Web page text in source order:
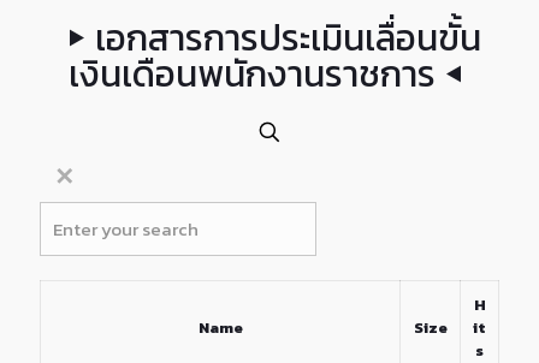
เอกสารการประเมินเลื่อนขั้น
เงินเดือนพนักงานราชการ
✕
Name Size
H
it
s